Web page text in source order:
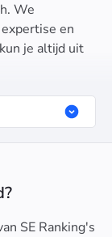
We
en
je altijd uit
SE Ranking's